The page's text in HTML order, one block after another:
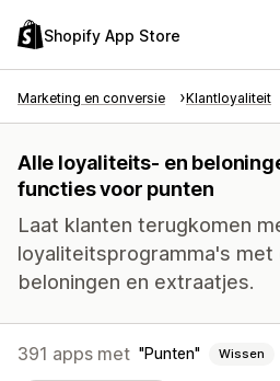
Shopify App Store
Marketing en conversie Klantloyaliteit
Alle loyaliteits- en
functies voor punten
Laat klanten terugkomen
loyaliteitsprogramma's met
beloningen en extraatjes.
391 apps met Punten Wissen